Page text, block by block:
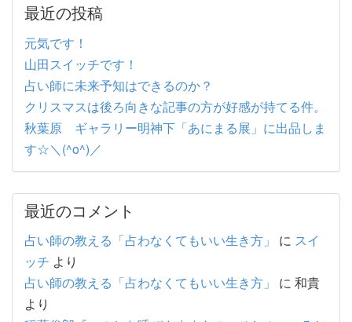
最近の投稿
元気です！
山田スイッチです！
占い師に未来予知はできるのか？
クリスマスは後ろ向きな記事の方が好感が持てる件。
秋葉原 ギャラリー明神下「あにまる展」に出品しま
す☆＼(^o^)／
最近のコメント
占い師の教える「占わなくてもいい生き方」 に スイ
ッチ より
占い師の教える「占わなくてもいい生き方」
に 和貴
より